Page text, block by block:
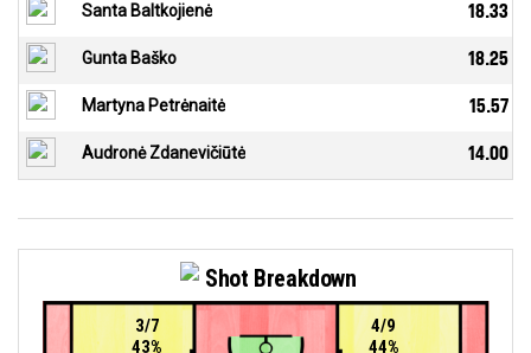
Santa Baltkojienė 18.33
Gunta Baško 18.25
Martyna Petrėnaitė 15.57
Audronė Zdanevičiūtė 14.00
Shot Breakdown
3/7
43%
4/9
44%